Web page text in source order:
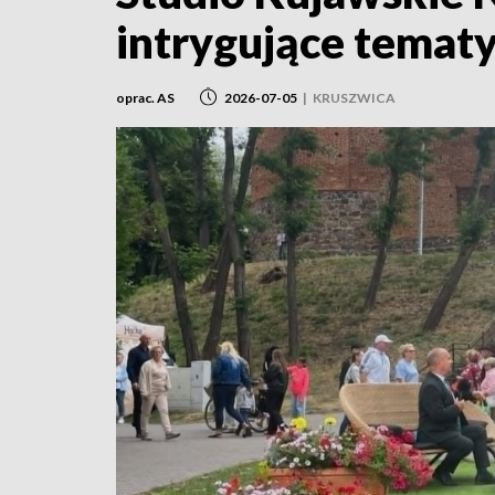
intrygujące
oprac. AS 2026-07-05 | KRUSZWICA